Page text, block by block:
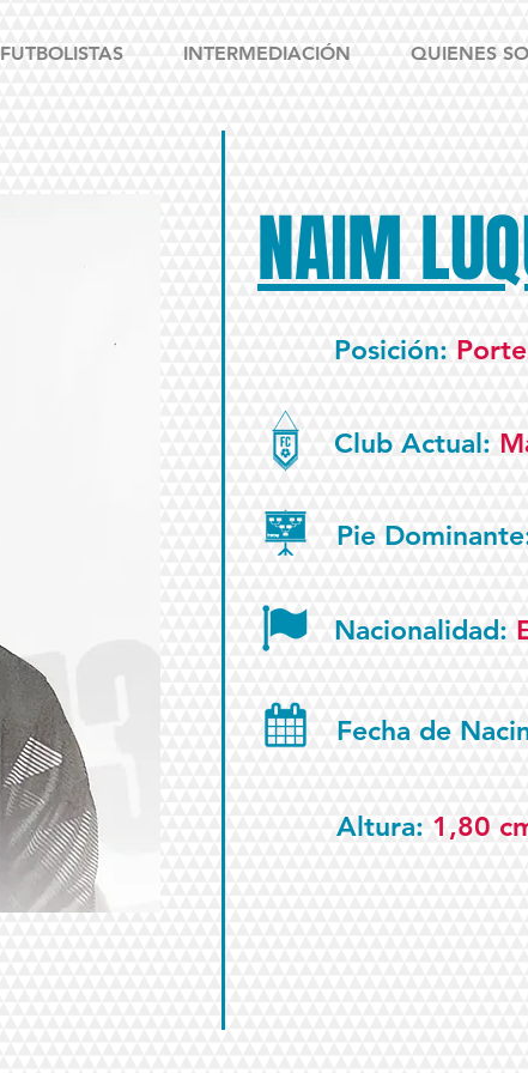
FUTBOLISTAS INTERMEDIACIÓN QUIENES
NAIM
Club Actual:
Pie
Nacionalidad:
Fecha de
Posición:
Altura: 1,80